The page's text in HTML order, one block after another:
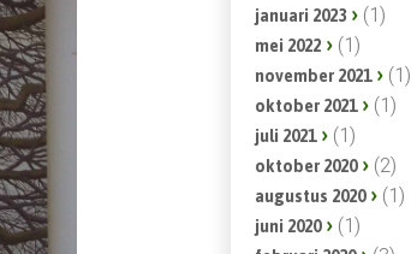
januari 2023 (1)
mei 2022 (1)
november 2021 (1)
oktober 2021 (1)
juli 2021 (1)
oktober 2020 (2)
augustus 2020 (1)
juni 2020 (1)